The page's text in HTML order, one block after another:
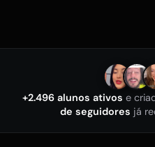
+2.496 alunos ativos e
de seguidores já